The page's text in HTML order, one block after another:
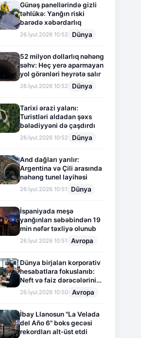
Günəş panellərində gizli
təhlükə: Yanğın riski
barədə xəbərdarlıq
26.İyul.2026 10:52 Dünya
52 milyon dollarlıq nəhəng
səhv: Heç yerə aparmayan
yol görənləri heyrətə salır
26.İyul.2026 10:52 Dünya
Tarixi ərazi yalanı:
Turistləri aldadan şəxs
bələdiyyəni də çaşdırdı
26.İyul.2026 10:52 Dünya
And dağları yarılır:
Argentina və Çili arasında
nəhəng tunel layihəsi
26.İyul.2026 10:51 Dünya
İspaniyada meşə
yanğınları səbəbindən 19
min nəfər təxliyə olunub
26.İyul.2026 10:51 Avropa
Dünya birjaları korporativ
hesabatlara fokuslanıb:
Neft və faiz dərəcələrinin
təsiri altında cari vəziyyət
26.İyul.2026 10:50 Avropa
İbay Llanosun "La Velada
del Año 6" boks gecəsi
rekordları alt-üst etdi